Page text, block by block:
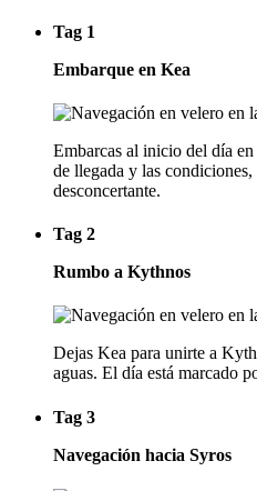
Tag 1
Embarque en Kea
Embarcas al inicio del día
de llegada y las
desconcertante.
Tag 2
Rumbo a Kythnos
Dejas Kea para unirte a
aguas. El día está marcado
Tag 3
Navegación hacia Syros